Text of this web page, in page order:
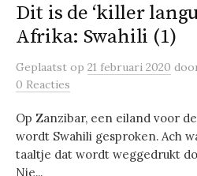
Dit is de ‘killer
Afrika: Swahili (1)
Geplaatst op 21 februari 2020
0 Reacties
Op Zanzibar, een eiland voor
wordt Swahili gesproken. Ach
taaltje dat wordt weggedrukt
Nie...